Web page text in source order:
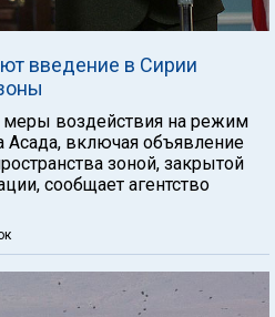
введение в Сирии
воздействия на режим
Асада, включая объявление
зоной, закрытой
сообщает агентство